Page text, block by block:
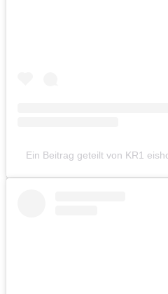
Ein Beitrag geteilt von KR1